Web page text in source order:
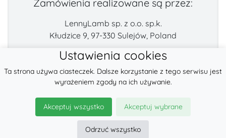
Zamówienia realizowane są przez:
LennyLamb sp. z o.o. sp.k.
Kłudzice 9, 97-330 Sulejów, Poland
Numer telefonu: E-mail:
+48 222-57-888-2 contact@fabricart.eu
Znajdź nas na:
Ustawienia cookies
Ta strona używa ciasteczek. Dalsze korzystanie z tego serwisu jest
wyrażeniem zgody na ich używanie.
Akceptuj wszystko Akceptuj wybrane
Odrzuć wszystko